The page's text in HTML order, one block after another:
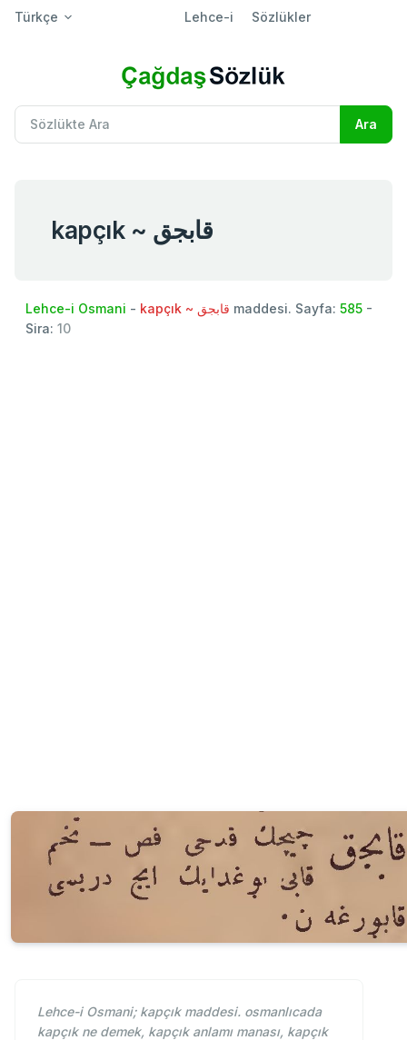
Türkçe Lehce-i Sözlükler
kapçık ~ قابجق
Lehce-i Osmani - kapçık ~ قابجق maddesi. Sayfa: 585 -
Sira: 10
Lehce-i Osmani; kapçık maddesi. osmanlıcada
kapçık ne demek, kapçık anlamı manası, kapçık